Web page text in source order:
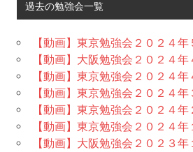
過去の勉強会一覧
【動画】東京勉強会２０２４年
【動画】大阪勉強会２０２４年
【動画】東京勉強会２０２４年
【動画】東京勉強会２０２４年
【動画】東京勉強会２０２４年
【動画】東京勉強会２０２４年
【動画】大阪勉強会２０２３年